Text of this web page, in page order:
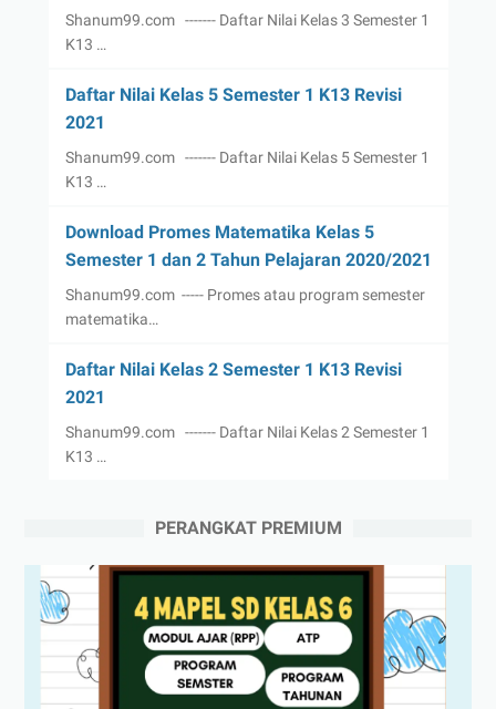
Shanum99.com ------- Daftar Nilai Kelas 3 Semester 1
K13 …
Daftar Nilai Kelas 5 Semester 1 K13 Revisi
2021
Shanum99.com ------- Daftar Nilai Kelas 5 Semester 1
K13 …
Download Promes Matematika Kelas 5
Semester 1 dan 2 Tahun Pelajaran 2020/2021
Shanum99.com ----- Promes atau program semester
matematika…
Daftar Nilai Kelas 2 Semester 1 K13 Revisi
2021
Shanum99.com ------- Daftar Nilai Kelas 2 Semester 1
K13 …
PERANGKAT PREMIUM